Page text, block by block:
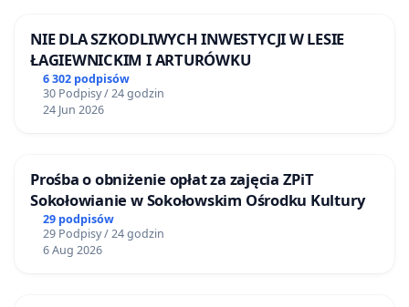
NIE DLA SZKODLIWYCH INWESTYCJI W LESIE
ŁAGIEWNICKIM I ARTURÓWKU
6 302 podpisów
30 Podpisy / 24 godzin
24 Jun 2026
Prośba o obniżenie opłat za zajęcia ZPiT
Sokołowianie w Sokołowskim Ośrodku Kultury
29 podpisów
29 Podpisy / 24 godzin
6 Aug 2026